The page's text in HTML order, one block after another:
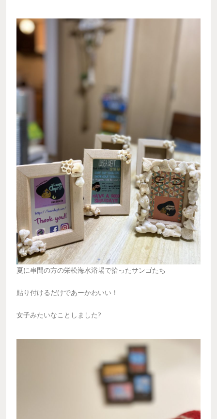
夏に串間の方の栄松海水浴場で拾ったサンゴたち
貼り付けるだけであーかわいい！
女子みたいなことしました?